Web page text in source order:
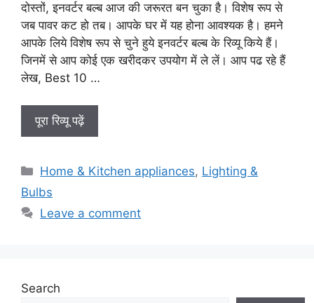
दोस्तों, इनवर्टर बल्ब आज की जरूरत बन चुका है। विशेष रूप से
जब पावर कट हो तब। आपके घर में यह होना आवश्यक है। हमने
आपके लिये विशेष रूप से चुने हुये इनवर्टर बल्ब के रिव्यू किये हैं।
जिनमें से आप कोई एक खरीदकर उपयोग में ले लें। आप पढ रहे हैं
लेख, Best 10 …
पूरा रिव्यू पढ़ें
Categories
Home & Kitchen appliances, Lighting &
Bulbs
Leave a comment
Search